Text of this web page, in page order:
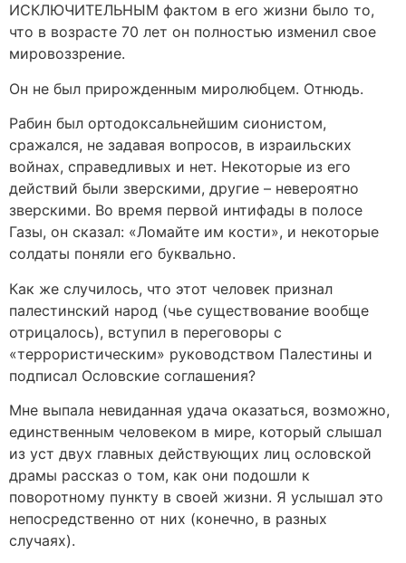
ИСКЛЮЧИТЕЛЬНЫМ фактом в его жизни было то,
что в возрасте 70 лет он полностью изменил свое
мировоззрение.
Он не был прирожденным миролюбцем. Отнюдь.
Рабин был ортодоксальнейшим сионистом,
сражался, не задавая вопросов, в израильских
войнах, справедливых и нет. Некоторые из его
действий были зверскими, другие – невероятно
зверскими. Во время первой интифады в полосе
Газы, он сказал: «Ломайте им кости», и некоторые
солдаты поняли его буквально.
Как же случилось, что этот человек признал
палестинский народ (чье существование вообще
отрицалось), вступил в переговоры с
«террористическим» руководством Палестины и
подписал Ословские соглашения?
Мне выпала невиданная удача оказаться, возможно,
единственным человеком в мире, который слышал
из уст двух главных действующих лиц ословской
драмы рассказ о том, как они подошли к
поворотному пункту в своей жизни. Я услышал это
непосредственно от них (конечно, в разных
случаях).